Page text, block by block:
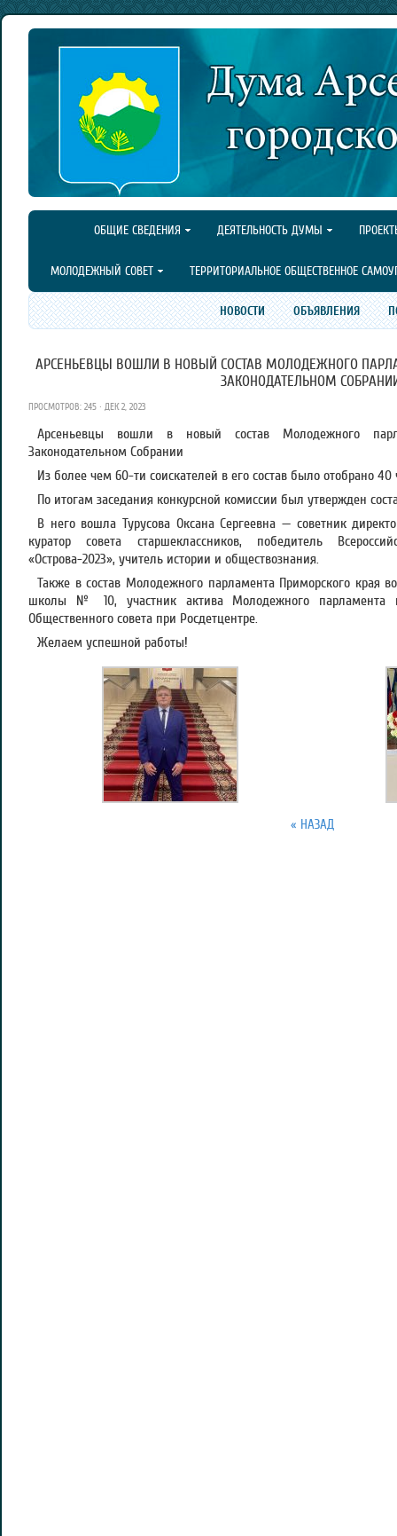
ОБЩИЕ СВЕДЕНИЯ ДЕЯТЕЛЬНОСТЬ ДУМЫ
МОЛОДЕЖНЫЙ СОВЕТ ТЕРРИТОРИАЛЬНОЕ ОБЩЕСТВЕННОЕ
НОВОСТИ ОБЪЯВЛЕНИЯ
АРСЕНЬЕВЦЫ ВОШЛИ В НОВЫЙ СОСТАВ МОЛОДЕЖНОГО
ЗАКОНОДАТЕЛЬНОМ
ПРОСМОТРОВ: 245 · ДЕК 2, 2023
Арсеньевцы вошли в новый состав Молодежного
Законодательном Собрании
Из более чем 60-ти соискателей в его состав было отобрано 40
По итогам заседания конкурсной комиссии был утвержден
В него вошла Турусова Оксана Сергеевна — советник
куратор совета старшеклассников, победитель
«Острова-2023», учитель истории и обществознания.
Также в состав Молодежного парламента Приморского края
школы № 10, участник актива Молодежного парламента
Общественного совета при Росдетцентре.
Желаем успешной работы!
« НАЗАД